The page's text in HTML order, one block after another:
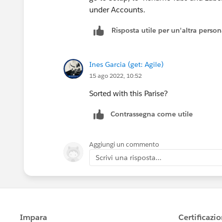
under Accounts.
Risposta utile per un'altra
Ines Garcia (get: Agile)
15 ago 2022, 10:52
Sorted with this Parise?
Contrassegna come utile
Aggiungi un commento
Scrivi una risposta...